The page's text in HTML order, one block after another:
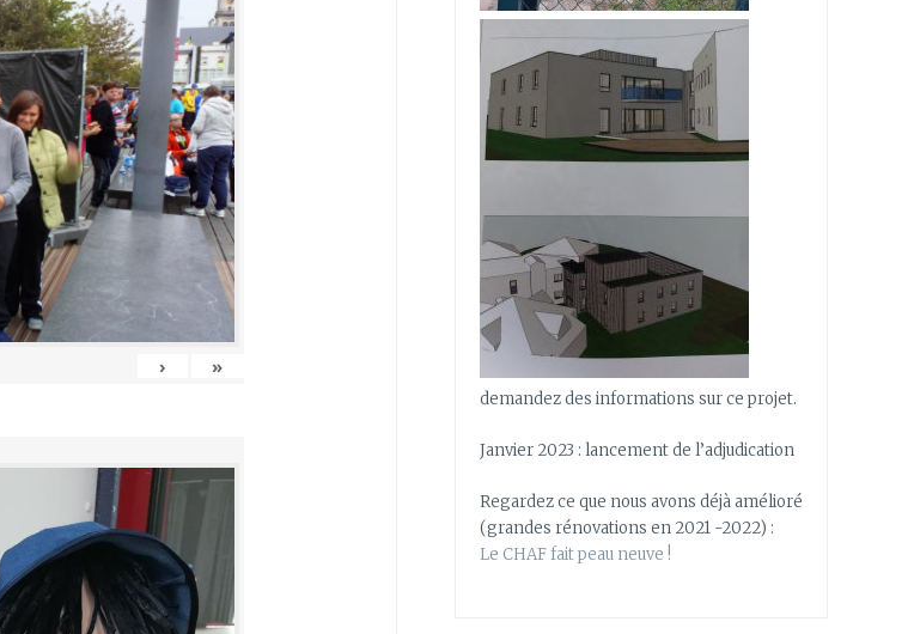
› »
demandez des informations sur ce projet.
Janvier 2023 : lancement de l’adjudication
Regardez ce que nous avons déjà amélioré
(grandes rénovations en 2021 -2022) :
Le CHAF fait peau neuve !